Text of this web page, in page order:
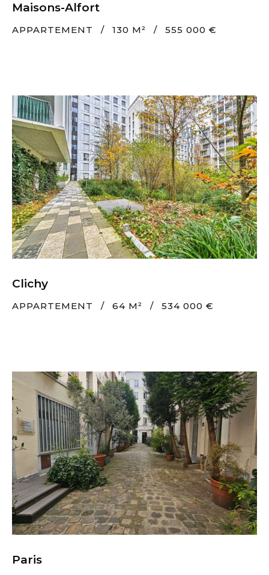
Maisons-Alfort
APPARTEMENT / 130 M² / 555 000 €
Clichy
APPARTEMENT / 64 M² / 534 000 €
Paris